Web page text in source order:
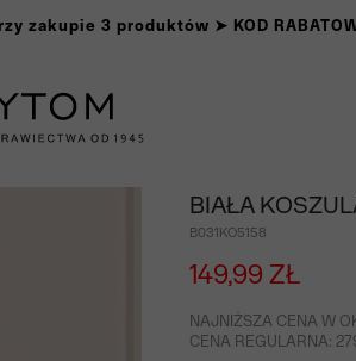
zakupie 3 produktów ➤ KOD
BIAŁA
B031KO5158
149,99 ZŁ
NAJNIŻSZA CENA W
CENA REGULARNA: